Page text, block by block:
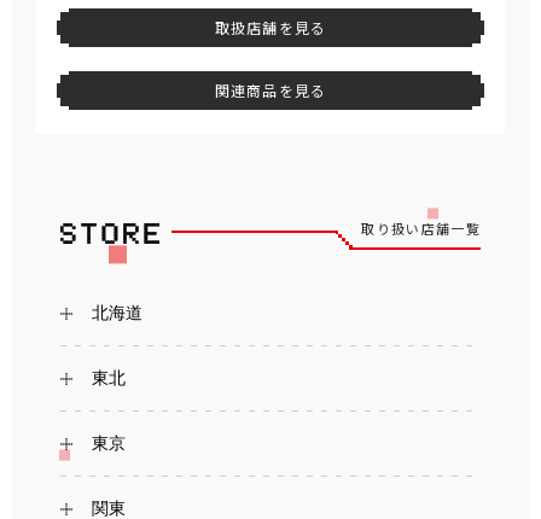
取扱店舗を見る
関連商品を見る
取り扱い店舗一覧
北海道
東北
東京
関東